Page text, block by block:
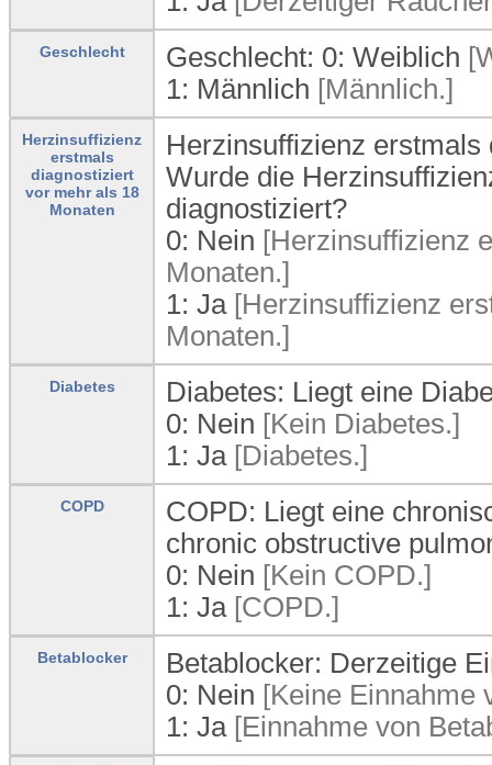
Geschlecht Geschlecht: 0: Weiblich
1: Männlich [Männlich.]
Herzinsuffizienz
erstmals
diagnostiziert
vor mehr als 18
Monaten
Herzinsuffizienz
Wurde die
diagnostiziert?
0: Nein [Herzinsuffizienz
Monaten.]
1: Ja[Herzinsuffizienz
Monaten.]
Diabetes
Diabetes: Liegt eine
0: Nein [Kein Diabetes.]
1: Ja[Diabetes.]
COPD
COPD: Liegt eine
chronic obstructive
0: Nein [Kein COPD.]
1: Ja[COPD.]
Betablocker
Betablocker: Derzeitige
0: Nein [Keine Einnahme
1: Ja[Einnahme von